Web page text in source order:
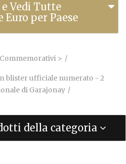
Vedi Tutte
Euro per Paese
>
blister ufficiale numerato - 2
di Garajonay
della categoria